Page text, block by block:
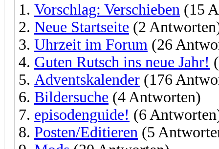
Vorschlag: Verschieben (15
Neue Startseite (2
Uhrzeit im Forum (26
Guten Rutsch ins neue Jahr!
Adventskalender (176
Bildersuche (4 Antworten)
episodenguide! (6
Posten/Editieren (5